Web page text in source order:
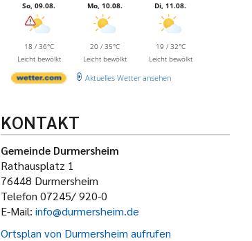
So, 09.08.
18 / 36°C
Leicht bewölkt
Mo, 10.08.
20 / 35°C
Leicht bewölkt
Di, 11.08.
19 / 32°C
Leicht bewölkt
Aktuelles Wetter ansehen
KONTAKT
Gemeinde Durmersheim
Rathausplatz 1
76448 Durmersheim
Telefon 07245/ 920-0
E-Mail: info@durmersheim.de
Ortsplan von Durmersheim aufrufen